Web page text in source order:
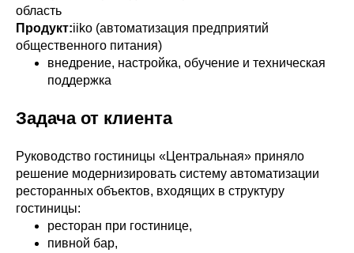
область
Продукт:iiko (автоматизация предприятий
общественного питания)
внедрение, настройка, обучение и техническая
поддержка
Задача от клиента
Руководство гостиницы «Центральная» приняло
решение модернизировать систему автоматизации
ресторанных объектов, входящих в структуру
гостиницы:
ресторан при гостинице,
пивной бар,